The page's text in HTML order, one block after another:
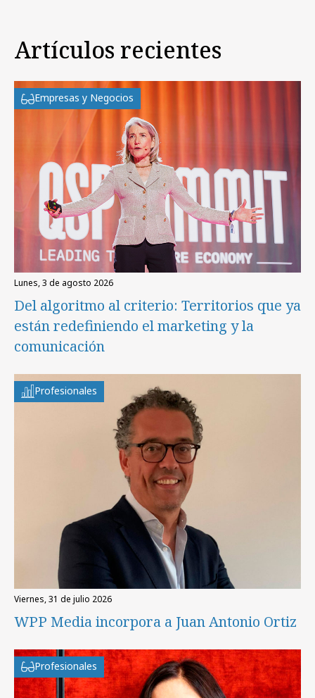
Artículos recientes
Empresas y Negocios
lunes, 3 de agosto 2026
Del algoritmo al criterio: Territorios que ya
están redefiniendo el marketing y la
comunicación
Profesionales
viernes, 31 de julio 2026
WPP Media incorpora a Juan Antonio Ortiz
Profesionales